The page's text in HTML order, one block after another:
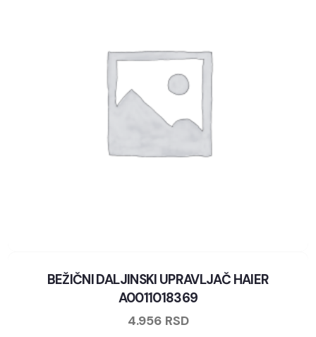
BEŽIČNI DALJINSKI UPRAVLJAČ HAIER
A0011018369
4.956 RSD